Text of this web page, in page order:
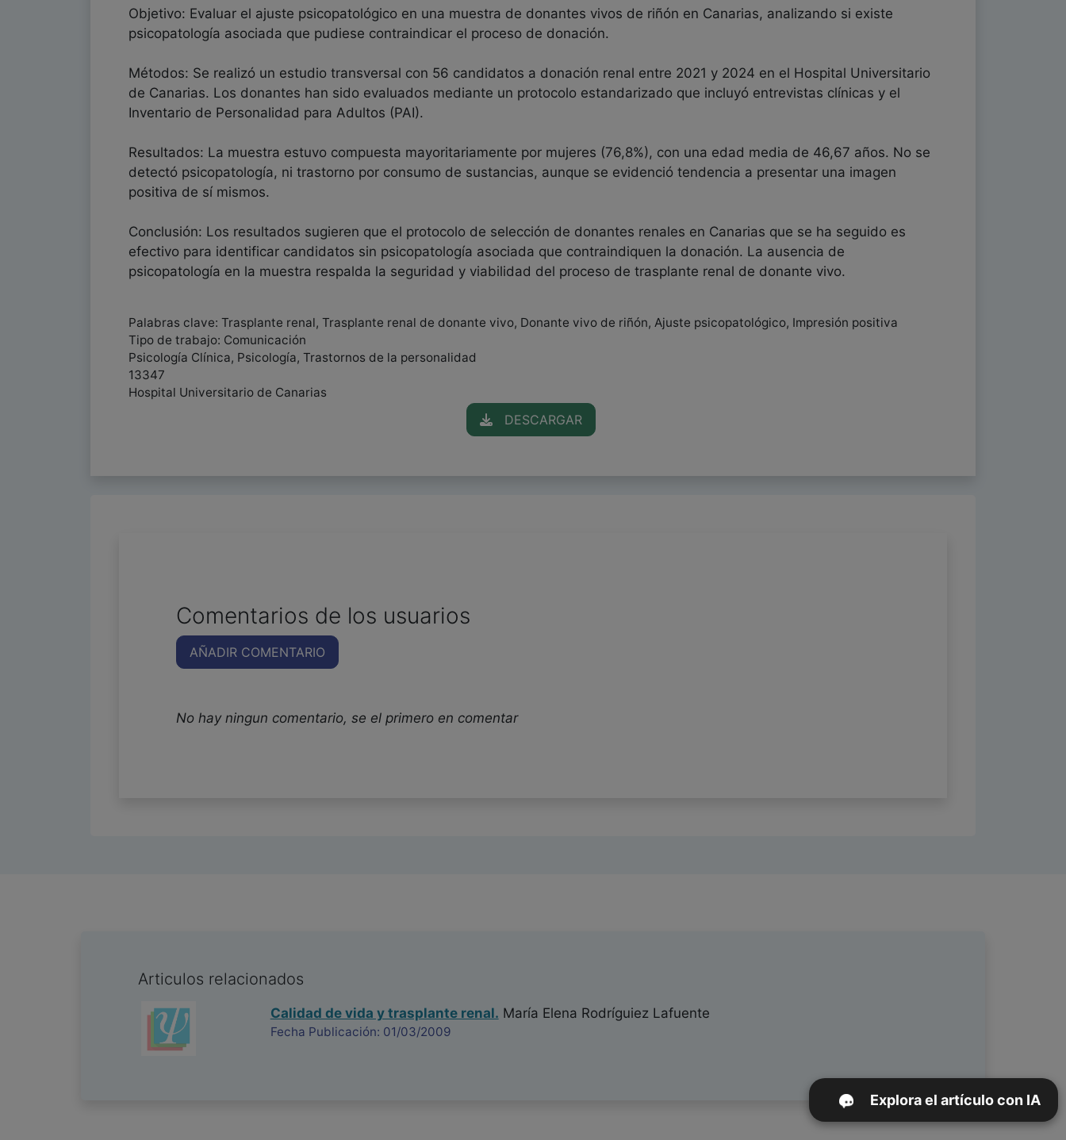
Objetivo: Evaluar el ajuste psicopatológico en una muestra de donantes vivos de riñón en Canarias, analizando si existe
psicopatología asociada que pudiese contraindicar el proceso de donación.
Métodos: Se realizó un estudio transversal con 56 candidatos a donación renal entre 2021 y 2024 en el Hospital Universitario
de Canarias. Los donantes han sido evaluados mediante un protocolo estandarizado que incluyó entrevistas clínicas y el
Inventario de Personalidad para Adultos (PAI).
Resultados: La muestra estuvo compuesta mayoritariamente por mujeres (76,8%), con una edad media de 46,67 años. No se
detectó psicopatología, ni trastorno por consumo de sustancias, aunque se evidenció tendencia a presentar una imagen
positiva de sí mismos.
Conclusión: Los resultados sugieren que el protocolo de selección de donantes renales en Canarias que se ha seguido es
efectivo para identificar candidatos sin psicopatología asociada que contraindiquen la donación. La ausencia de
psicopatología en la muestra respalda la seguridad y viabilidad del proceso de trasplante renal de donante vivo.
Palabras clave: Trasplante renal, Trasplante renal de donante vivo, Donante vivo de riñón, Ajuste psicopatológico, Impresión positiva
Tipo de trabajo: Comunicación
Psicología Clínica, Psicología, Trastornos de la personalidad
13347
Hospital Universitario de Canarias
DESCARGAR
Comentarios de los usuarios
AÑADIR COMENTARIO
No hay ningun comentario, se el primero en comentar
Articulos relacionados
Calidad de vida y trasplante renal. María Elena Rodríguiez Lafuente
Fecha Publicación: 01/03/2009
Explora el artículo con IA